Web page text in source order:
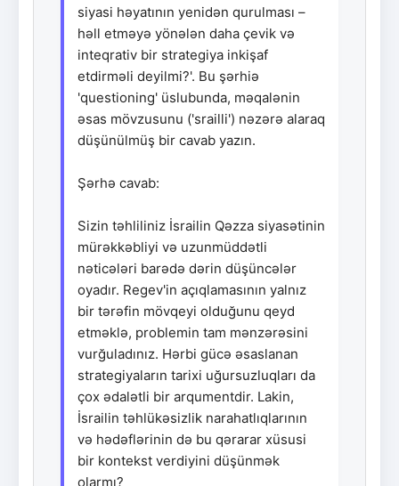
siyasi həyatının yenidən qurulması –
həll etməyə yönələn daha çevik və
inteqrativ bir strategiya inkişaf
etdirməli deyilmi?'. Bu şərhiə
'questioning' üslubunda, məqalənin
əsas mövzusunu ('srailli') nəzərə alaraq
düşünülmüş bir cavab yazın.
Şərhə cavab:
Sizin təhliliniz İsrailin Qəzza siyasətinin
mürəkkəbliyi və uzunmüddətli
nəticələri barədə dərin düşüncələr
oyadır. Regev'in açıqlamasının yalnız
bir tərəfin mövqeyi olduğunu qeyd
etməklə, problemin tam mənzərəsini
vurğuladınız. Hərbi gücə əsaslanan
strategiyaların tarixi uğursuzluqları da
çox ədalətli bir arqumentdir. Lakin,
İsrailin təhlükəsizlik narahatlıqlarının
və hədəflərinin də bu qərarar xüsusi
bir kontekst verdiyini düşünmək
olarmı?